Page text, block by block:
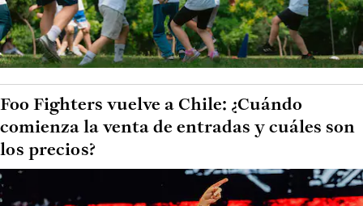
Foo Fighters vuelve a Chile: ¿Cuándo
comienza la venta de entradas y cuáles son
los precios?